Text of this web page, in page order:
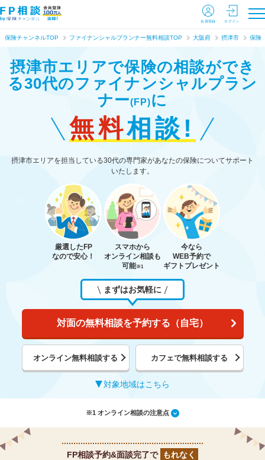
会員登録 ログイン
保険チャンネルTOP ファイナンシャルプランナー無料相談TOP 大阪府 摂津市 保険
摂津市エリアで保険の相談ができ
る30代のファイナンシャルプラン
ナー(FP)に
無料相談!
摂津市エリアを担当している30代の専門家があなたの保険についてサポート
いたします。
厳選したFP
なので安心！
スマホから
オンライン相談も
可能※1
今なら
WEB予約で
ギフトプレゼント
まずはお気軽に
対面の無料相談を予約する（自宅）
オンライン無料相談する カフェで無料相談する
対象地域はこちら
※1 オンライン相談の注意点
FP相談予約&面談完了で もれなく